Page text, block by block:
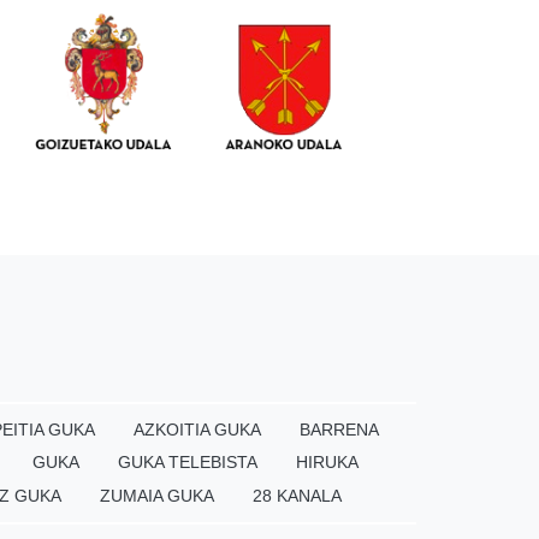
GUKA AZKOITIA GUKA
BARRENA
GUKA GUKA TELEBISTA
HIRUKA
GUKA ZUMAIA GUKA 28 KANALA